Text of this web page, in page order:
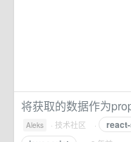
将获取的数据作为
Aleks · 技术社区 ·